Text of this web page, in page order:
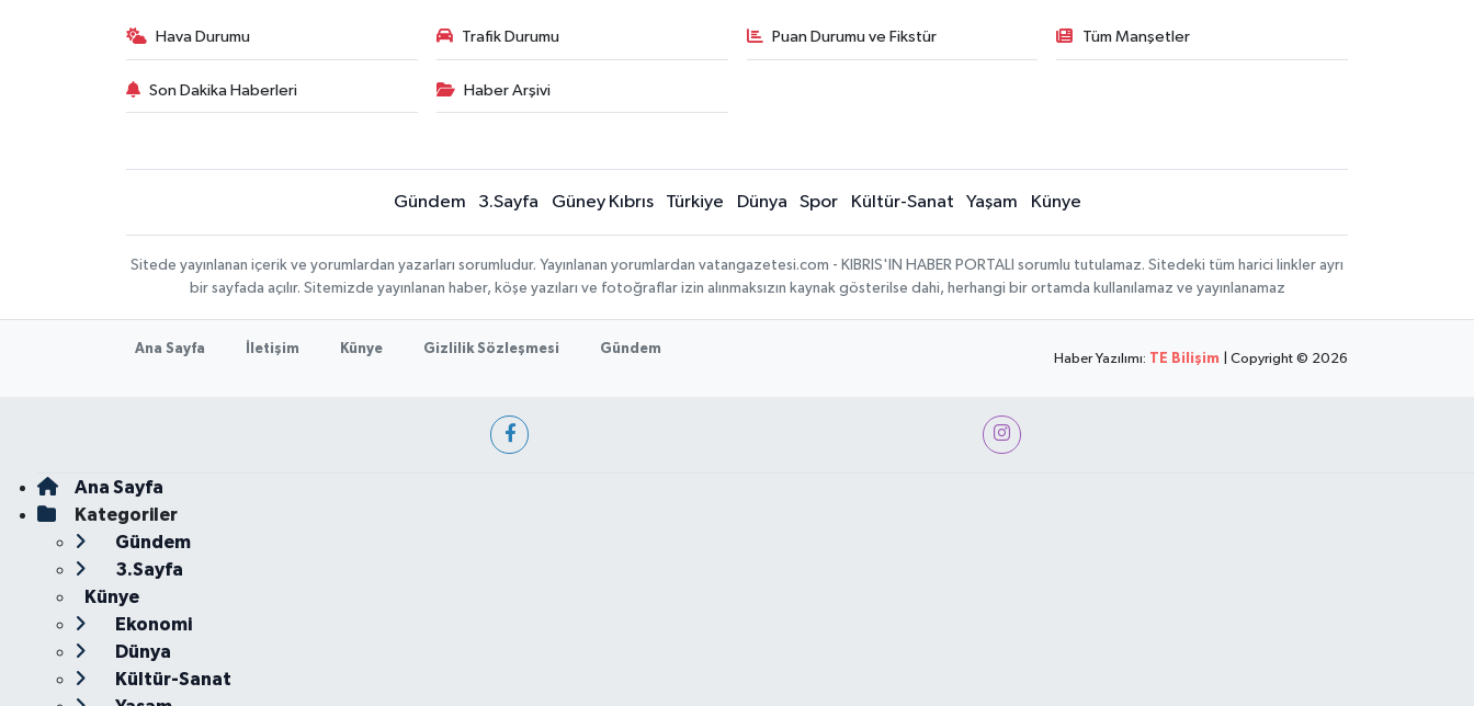
Hava Durumu Trafik Durumu Puan Durumu ve Fikstür Tüm Manşetler
Son Dakika Haberleri Haber Arşivi
Gündem 3.Sayfa Güney Kıbrıs Türkiye Dünya Spor Kültür-Sanat Yaşam Künye
Sitede yayınlanan içerik ve yorumlardan yazarları sorumludur. Yayınlanan yorumlardan vatangazetesi.com - KIBRIS'IN HABER PORTALI sorumlu tutulamaz. Sitedeki tüm harici linkler ayrı
bir sayfada açılır. Sitemizde yayınlanan haber, köşe yazıları ve fotoğraflar izin alınmaksızın kaynak gösterilse dahi, herhangi bir ortamda kullanılamaz ve yayınlanamaz
Ana Sayfa İletişim Künye Gizlilik Sözleşmesi Gündem
Haber Yazılımı: TE Bilişim | Copyright © 2026
Ana Sayfa
Kategoriler
Gündem
3.Sayfa
Künye
Ekonomi
Dünya
Kültür-Sanat